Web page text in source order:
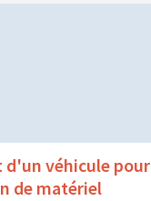
d'un véhicule pour
de matériel